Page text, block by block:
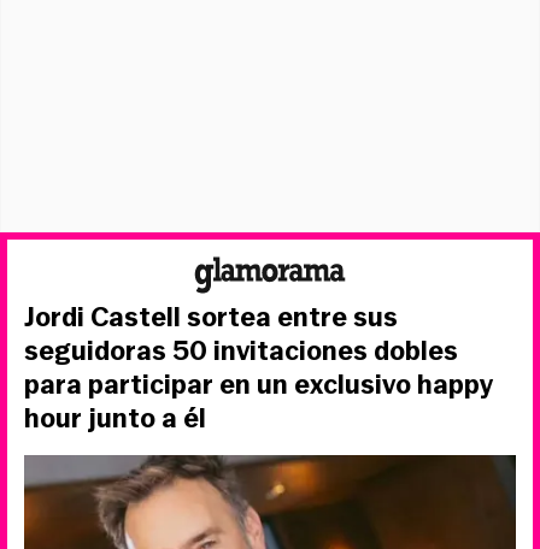
Jordi Castell sortea entre sus
seguidoras 50 invitaciones dobles
para participar en un exclusivo happy
hour junto a él